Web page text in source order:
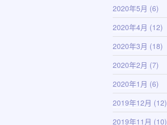
2020年5月 (6)
2020年4月 (12)
2020年3月 (18)
2020年2月 (7)
2020年1月 (6)
2019年12月 (12)
2019年11月 (10)